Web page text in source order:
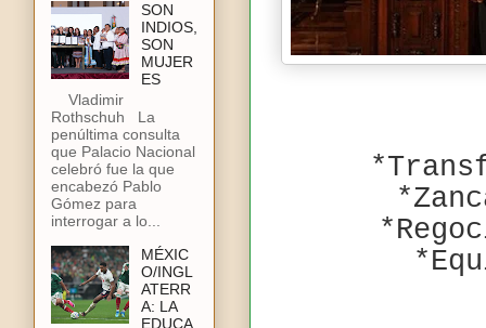
SON
INDIOS,
SON
MUJER
ES
Vladimir
Rothschuh La
penúltima consulta
que Palacio Nacional
celebró fue la que
encabezó Pablo
Gómez para
interrogar a lo...
MÉXIC
O/INGL
ATERR
A: LA
EDUCA